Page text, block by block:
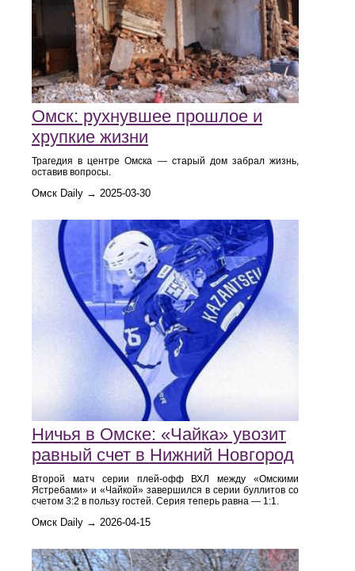
Омск: рухнувшее прошлое и
хрупкие жизни
Трагедия в центре Омска — старый дом забрал жизнь,
оставив вопросы.
Омск Daily → 2025-03-30
Ничья в Омске: «Чайка» увозит
равный счет в Нижний Новгород
Второй матч серии плей-офф ВХЛ между «Омскими
Ястребами» и «Чайкой» завершился в серии буллитов со
счетом 3:2 в пользу гостей. Серия теперь равна — 1:1.
Омск Daily → 2026-04-15